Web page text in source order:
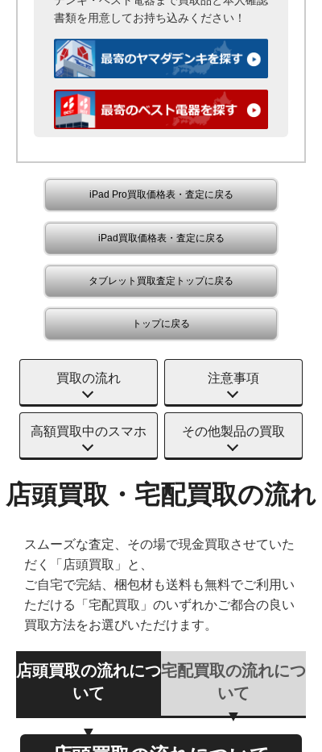
書類を用意してお持ち込みください！
iPad Pro買取価格表・査定に戻る
iPad買取価格表・査定に戻る
タブレット買取査定トップに戻る
トップに戻る
買取の流れ 注意事項
高額買取中のスマホ その他製品の買取
店頭買取・宅配買取の流れ
スムーズな査定、その場で現金買取させていた
だく「店頭買取」と、
ご自宅で完結、梱包材も送料も無料でご利用い
ただける「宅配買取」のいずれかご都合の良い
買取方法をお選びいただけます。
店頭買取の流れにつ
いて
宅配買取の流れにつ
いて